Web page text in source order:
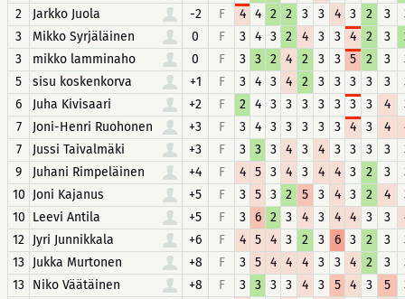
2
Jarkko Juola -2 F 4 4 2 2 3 3 4 3 2 3
3
Mikko Syrjäläinen 0 F 3 4 3 2 4 3 3 4 2 3
3
mikko lamminaho 0 F 3 3 2 4 2 3 3 5 2 3
5
sisu koskenkorva +1 F 3 4 3 4 2 3 3 3 3 3
6
Juha Kivisaari +2 F 2 4 3 3 3 3 3 3 3 4
7
Joni-Henri Ruohonen +3 F 3 4 3 3 3 3 3 4 3 4
7
Jussi Taivalmäki +3 F 3 3 3 4 3 4 3 3 3 3
9
Juhani Rimpeläinen +4 F 4 5 3 4 3 4 4 3 2 3
10 Joni Kajanus +5 F 3 5 3 2 5 3 4 3 2 4
10 Leevi Antila +5 F 3 6 2 3 4 3 4 4 3 3
12 Jyri Junnikkala +6 F 4 5 4 3 2 3 6 3 2 3
13 Jukka Murtonen +8 F 3 5 4 4 4 3 3 4 2 3
13 Niko Väätäinen +8 F 3 3 3 3 4 3 5 4 3 5